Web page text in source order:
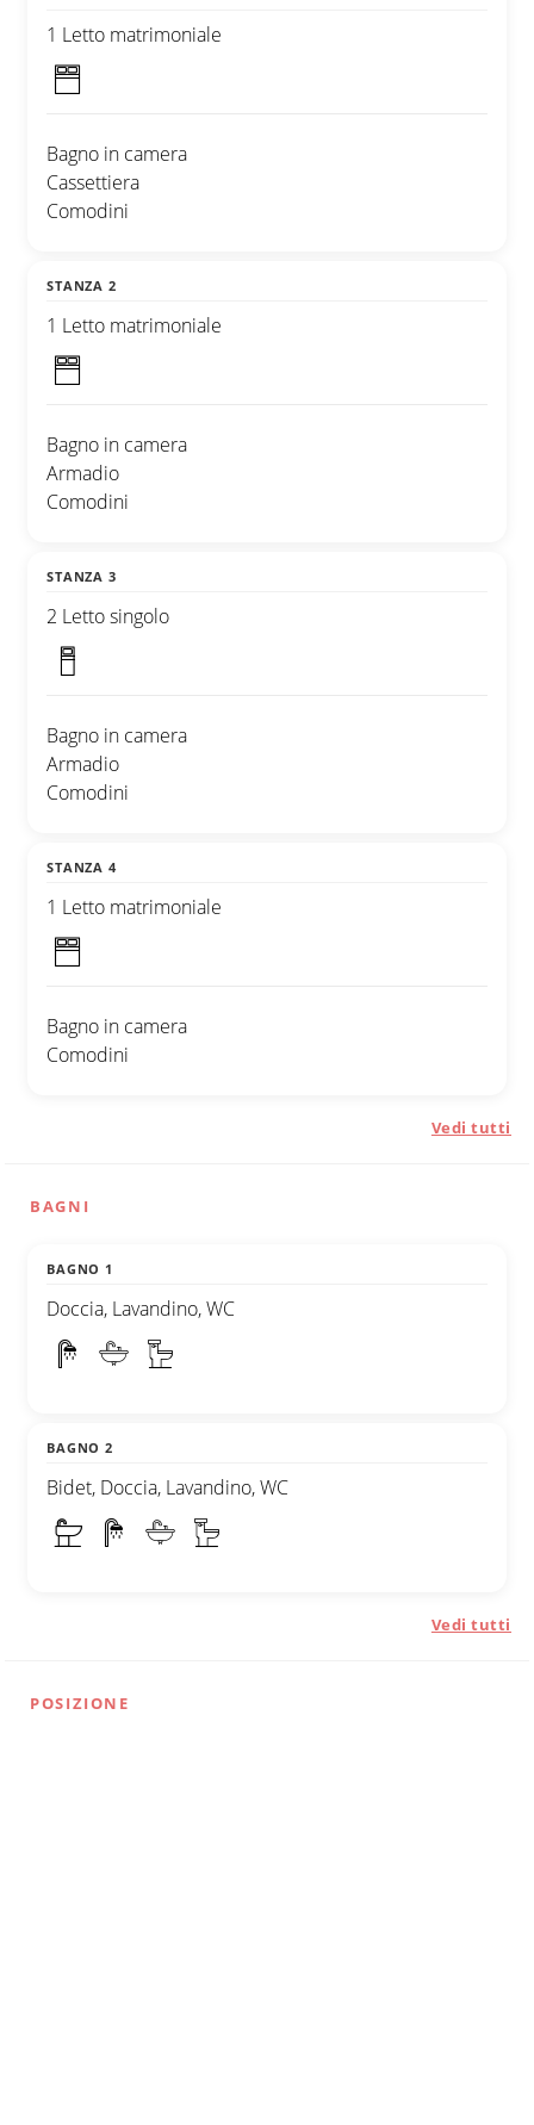
1 Letto matrimoniale
Bagno in camera
Cassettiera
Comodini
STANZA 2
1 Letto matrimoniale
Bagno in camera
Armadio
Comodini
STANZA 3
2 Letto singolo
Bagno in camera
Armadio
Comodini
STANZA 4
1 Letto matrimoniale
Bagno in camera
Comodini
Vedi tutti
BAGNI
BAGNO 1
Doccia, Lavandino, WC
BAGNO 2
Bidet, Doccia, Lavandino, WC
Vedi tutti
POSIZIONE